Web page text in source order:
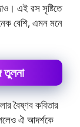
এই রস সৃষ্টিতে
বেশি, এমন মনে
তুলনা
বৈষ্ণব কবিতার
ঐ আদর্শকে